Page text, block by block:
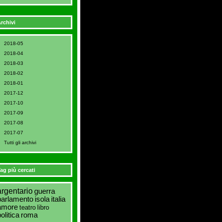
2018-05
2018-04
2018-03
2018-02
2018-01
2017-12
2017-10
2017-09
2017-08
2017-07
Tutti gli archivi
più cercati
guerra
isola italia
teatro libro
roma